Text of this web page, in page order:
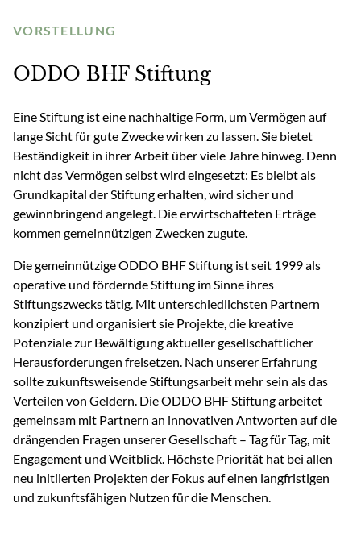
VORSTELLUNG
ODDO BHF Stiftung
Eine Stiftung ist eine nachhaltige Form, um Vermögen auf
lange Sicht für gute Zwecke wirken zu lassen. Sie bietet
Beständigkeit in ihrer Arbeit über viele Jahre hinweg. Denn
nicht das Vermögen selbst wird eingesetzt: Es bleibt als
Grundkapital der Stiftung erhalten, wird sicher und
gewinnbringend angelegt. Die erwirtschafteten Erträge
kommen gemeinnützigen Zwecken zugute.
Die gemeinnützige ODDO BHF Stiftung ist seit 1999 als
operative und fördernde Stiftung im Sinne ihres
Stiftungszwecks tätig. Mit unterschiedlichsten Partnern
konzipiert und organisiert sie Projekte, die kreative
Potenziale zur Bewältigung aktueller gesellschaftlicher
Herausforderungen freisetzen. Nach unserer Erfahrung
sollte zukunftsweisende Stiftungsarbeit mehr sein als das
Verteilen von Geldern. Die ODDO BHF Stiftung arbeitet
gemeinsam mit Partnern an innovativen Antworten auf die
drängenden Fragen unserer Gesellschaft – Tag für Tag, mit
Engagement und Weitblick. Höchste Priorität hat bei allen
neu initiierten Projekten der Fokus auf einen langfristigen
und zukunftsfähigen Nutzen für die Menschen.